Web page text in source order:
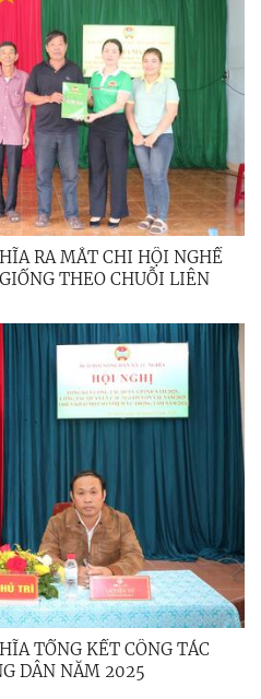
RA MẮT CHI HỘI NGHỀ
THEO CHUỖI LIÊN
TỔNG KẾT CÔNG TÁC
DÂN NĂM 2025